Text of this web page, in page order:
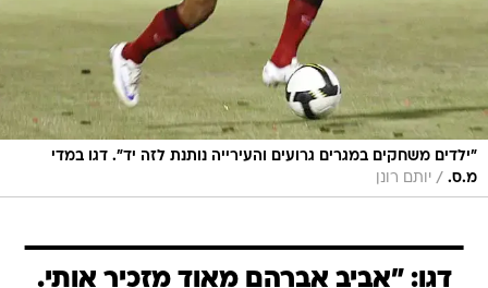
"ילדים משחקים במגרים גרועים והעירייה נותנת לזה יד". דגו במדי
מ.ס. / יותם רונן
דגו: "אביב אברהם מאוד מזכיר אותי.